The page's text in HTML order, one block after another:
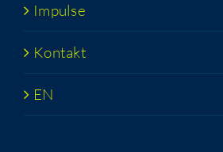
Impul­se
Kon­takt
EN